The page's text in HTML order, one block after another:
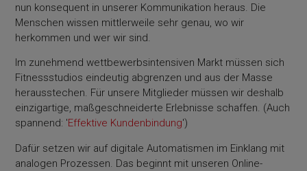
nun konsequent in unserer Kommunikation heraus. Die
Menschen wissen mittlerweile sehr genau, wo wir
herkommen und wer wir sind.
Im zunehmend wettbewerbsintensiven Markt müssen sich
Fitnessstudios eindeutig abgrenzen und aus der Masse
herausstechen. Für unsere Mitglieder müssen wir deshalb
einzigartige, maßgeschneiderte Erlebnisse schaffen. (Auch
spannend: 'Effektive Kundenbindung')
Dafür setzen wir auf digitale Automatismen im Einklang mit
analogen Prozessen. Das beginnt mit unseren Online-